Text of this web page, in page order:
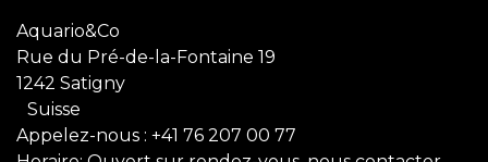
Aquario&Co
Rue du Pré-de-la-Fontaine 19
1242 Satigny
Suisse
Appelez-nous : +41 76 207 00 77